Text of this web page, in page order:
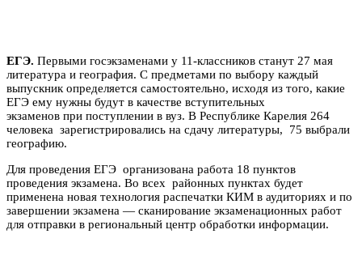
ЕГЭ. Первыми госэкзаменами у 11-классников станут 27 мая
литература и география. С предметами по выбору каждый
выпускник определяется самостоятельно, исходя из того, какие
ЕГЭ ему нужны будут в качестве вступительных
экзаменов при поступлении в вуз. В Республике Карелия 264
человека зарегистрировались на сдачу литературы, 75 выбрали
географию.
Для проведения ЕГЭ организована работа 18 пунктов
проведения экзамена. Во всех районных пунктах будет
применена новая технология распечатки КИМ в аудиториях и по
завершении экзамена — сканирование экзаменационных работ
для отправки в региональный центр обработки информации.